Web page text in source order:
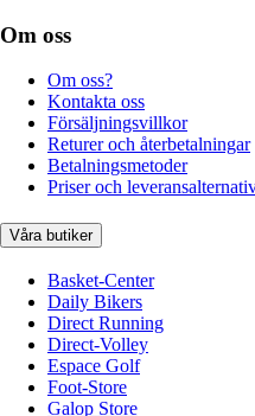
Om oss
Om oss?
Kontakta oss
Försäljningsvillkor
Returer och återbetalningar
Betalningsmetoder
Priser och
Våra butiker
Basket-Center
Daily Bikers
Direct Running
Direct-Volley
Espace Golf
Foot-Store
Galop Store